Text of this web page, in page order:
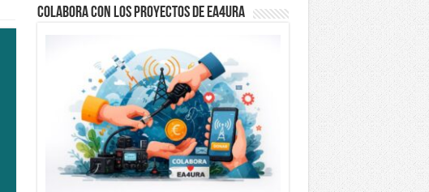
Colabora con los proyectos de EA4URA